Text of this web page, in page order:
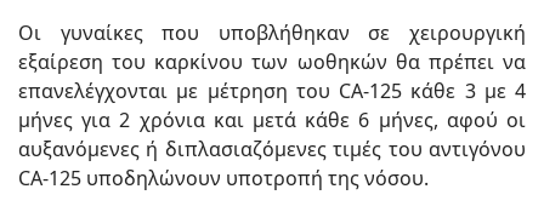
Οι γυναίκες που υποβλήθηκαν σε χειρουργική
εξαίρεση του καρκίνου των ωοθηκών θα πρέπει να
επανελέγχονται με μέτρηση του CA-125 κάθε 3 με 4
μήνες για 2 χρόνια και μετά κάθε 6 μήνες, αφού οι
αυξανόμενες ή διπλασιαζόμενες τιμές του αντιγόνου
CA-125 υποδηλώνουν υποτροπή της νόσου.